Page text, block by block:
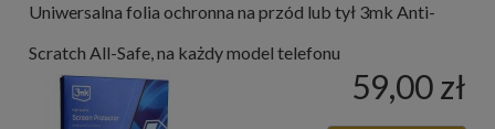
Uniwersalna folia ochronna na przód lub tył 3mk Anti-
Scratch All-Safe, na każdy model telefonu
59,00 zł